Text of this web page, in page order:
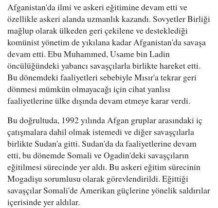
Afganistan'da ilmi ve askeri eğitimine devam etti ve
özellikle askeri alanda uzmanlık kazandı. Sovyetler Birliği
mağlup olarak ülkeden geri çekilene ve desteklediği
komünist yönetim de yıkılana kadar Afganistan'da savaşa
devam etti. Ebu Muhammed, Usame bin Ladin
öncülüğündeki yabancı savaşçılarla birlikte hareket etti.
Bu dönemdeki faaliyetleri sebebiyle Mısır'a tekrar geri
dönmesi mümkün olmayacağı için cihat yanlısı
faaliyetlerine ülke dışında devam etmeye karar verdi.
Bu doğrultuda, 1992 yılında Afgan gruplar arasındaki iç
çatışmalara dahil olmak istemedi ve diğer savaşçılarla
birlikte Sudan'a gitti. Sudan'da da faaliyetlerine devam
etti, bu dönemde Somali ve Ogadin'deki savaşçıların
eğitilmesi sürecinde yer aldı. Bu askeri eğitim sürecinin
Mogadişu sorumlusu olarak görevlendirildi. Eğittiği
savaşçılar Somali'de Amerikan güçlerine yönelik saldırılar
içerisinde yer aldılar.